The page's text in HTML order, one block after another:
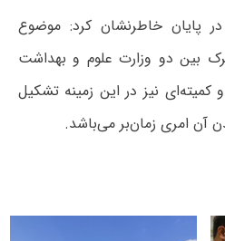
پایان خاطرنشان کرد: موضوع
بین دو وزارت علوم و بهداشت
نیز در این زمینه تشکیل
آن امری زمان‌بر می‌باشد.